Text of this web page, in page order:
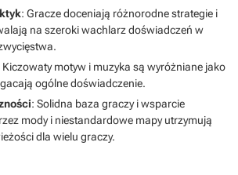
: Gracze doceniają różnorodne strategie i
na szeroki wachlarz doświadczeń w
Kiczowaty motyw i muzyka są wyróżniane jako
ogólne doświadczenie.
: Solidna baza graczy i wsparcie
mody i niestandardowe mapy utrzymują
dla wielu graczy.